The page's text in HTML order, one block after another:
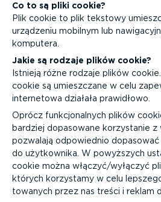
Co to są pliki cookie?
Plik cookie to plik tekstowy
urządzeniu mobilnym lub
komputera.
Jakie są rodzaje plików cookie?
Istnieją różne rodzaje plików
cookie są umieszczane w celu
internetowa działała prawidłowo.
Oprócz funkcjo­nalnych plików
bardziej dopasowane korzystanie
pozwalają odpowiednio
do użytkownika. W powyższych
cookie można włączyć/wyłączyć
których korzystamy w celu
to­wanych przez nas treści i reklam